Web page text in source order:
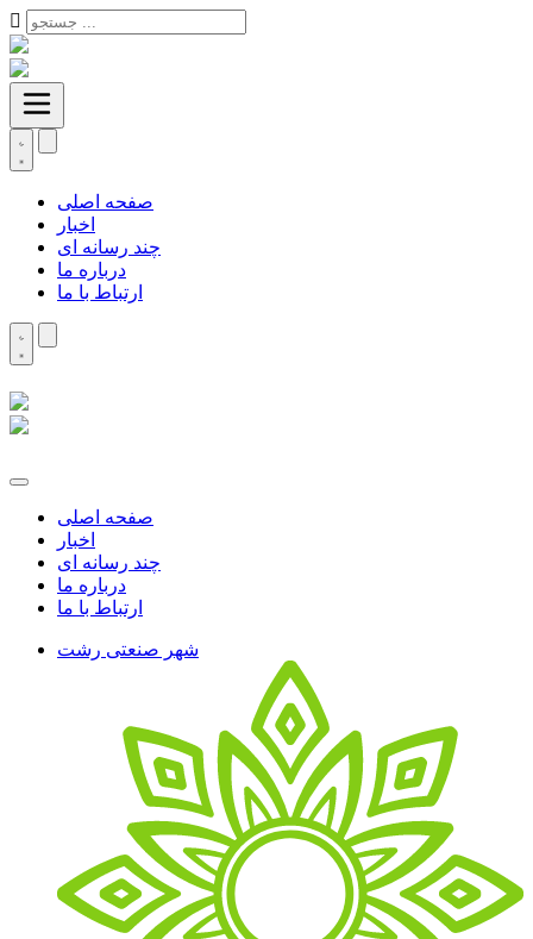
صفحه اصلی
اخبار
چند رسانه ای
درباره ما
ارتباط با ما
صفحه اصلی
اخبار
چند رسانه ای
درباره ما
ارتباط با ما
شهر صنعتی رشت